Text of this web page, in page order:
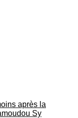
après la
Sy